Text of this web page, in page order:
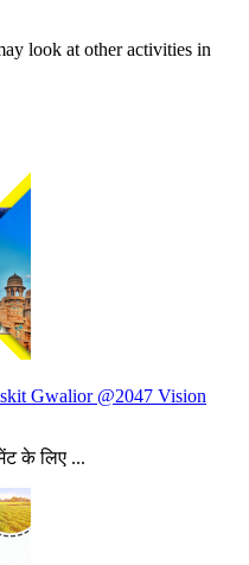
look at other activities in
Gwalior @2047 Vision
के लिए ...